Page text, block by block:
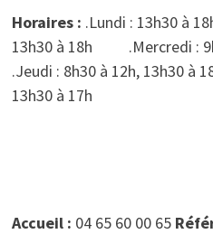
Horaires : .Lundi : 13h30
13h30 à 18h .Mercredi : 9h
.Jeudi : 8h30 à 12h, 13h30 à
13h30
Accueil : 04 65 60 00 65